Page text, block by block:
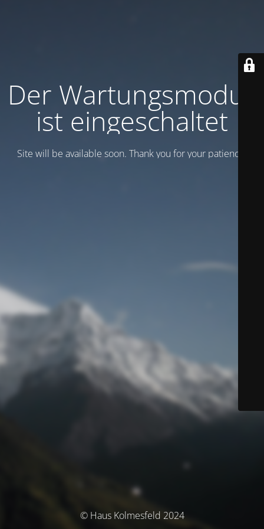
Der Wartungsmodus
ist eingeschaltet
Site will be available soon. Thank you for your patience!
© Haus Kolmesfeld 2024